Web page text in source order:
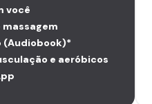
você
massagem
(Audiobook)*
e aeróbicos